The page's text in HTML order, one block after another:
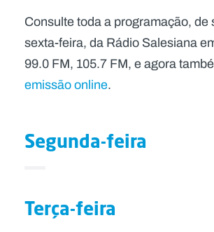
Consulte toda a programação, de
sexta-feira, da Rádio Salesiana
99.0 FM, 105.7 FM, e agora
emissão online.
Segunda-feira
Terça-feira